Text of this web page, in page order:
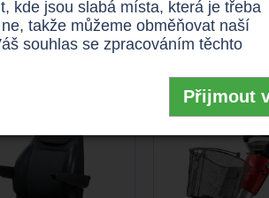
na http://www.invoziky.cz/produkty/
kde jsou slabá místa, která je třeba
takže můžeme obměňovat naší
souhlas se zpracováním těchto
Přijmout